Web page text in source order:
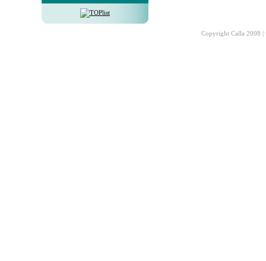
Copyright Calla 2008 |